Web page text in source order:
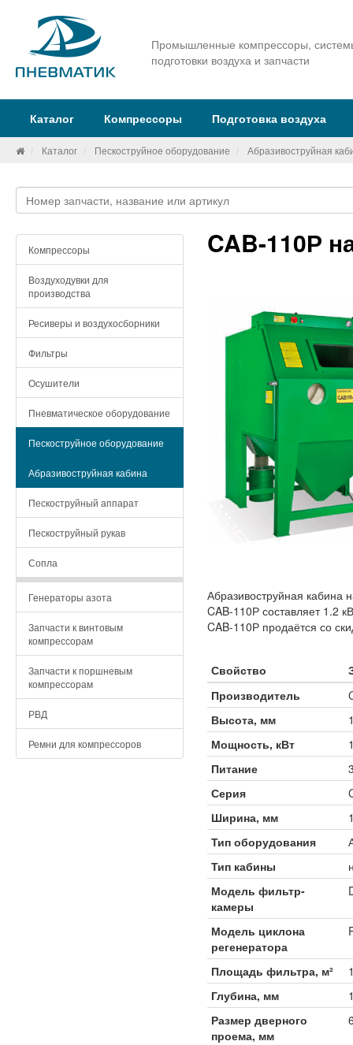
Промышленные компрессоры,
подготовки воздуха и запчасти
Каталог Компрессоры Подготовка воздуха
Каталог Пескоструйное оборудование Абразивоструйная
Компрессоры
Воздуходувки для
производства
Ресиверы и воздухосборники
Фильтры
Осушители
Пневматическое оборудование
Пескоструйное оборудование
Абразивоструйная кабина
Пескоструйный аппарат
Пескоструйный рукав
Сопла
Генераторы азота
Запчасти к винтовым
компрессорам
Запчасти к поршневым
компрессорам
РВД
Ремни для компрессоров
CAB-110Р
Абразивоструйная
CAB-110Р составляет 1.2
CAB-110Р продаётся со
Свойство
Производитель
Высота, мм
Мощность, кВт
Питание
Серия
Ширина, мм
Тип оборудования
Тип кабины
Модель фильтр-
камеры
Модель циклона
регенератора
Площадь фильтра, м²
Глубина, мм
Размер дверного
проема, мм